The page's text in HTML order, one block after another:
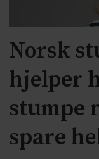
Norsk
hjelper
stumpe
spare